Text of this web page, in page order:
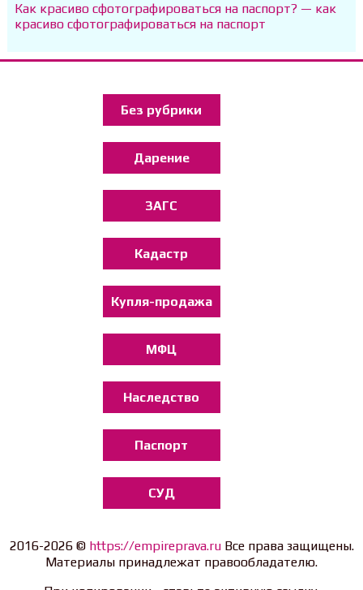
Как красиво сфотографироваться на паспорт? — как
красиво сфотографироваться на паспорт
Без рубрики
Дарение
ЗАГС
Кадастр
Купля-продажа
МФЦ
Наследство
Паспорт
СУД
2016-2026 © https://empireprava.ruВсе права защищены.
Материалы принадлежат правообладателю.